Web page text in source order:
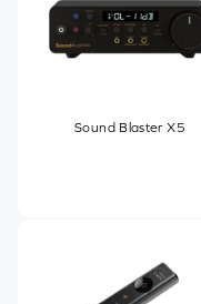
Sound Blaster X5